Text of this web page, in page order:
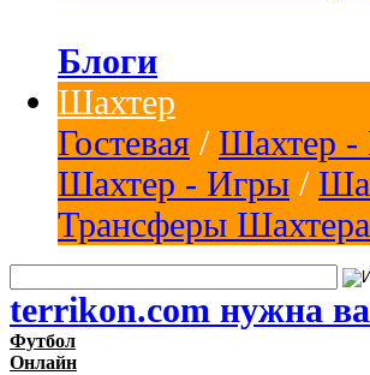
Блоги
Шахтер
Гостевая / Шахтер -
Шахтер - Игры /
Трансферы Шахтера
terrikon.com нужна
Футбол
Онлайн